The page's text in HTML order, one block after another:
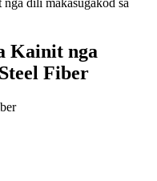
Kainit nga
Fiber